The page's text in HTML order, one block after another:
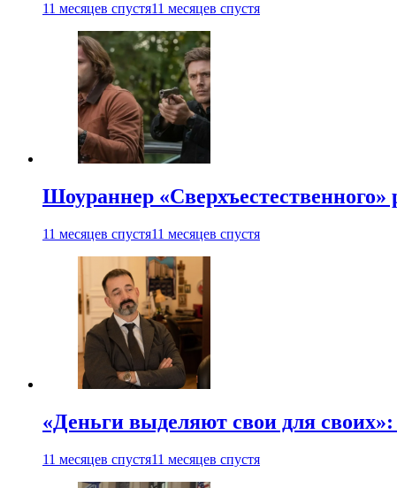
11 месяцев спустя11 месяцев спустя
Шоураннер «Сверхъестественного»
11 месяцев спустя11 месяцев спустя
«Деньги выделяют свои для
11 месяцев спустя11 месяцев спустя